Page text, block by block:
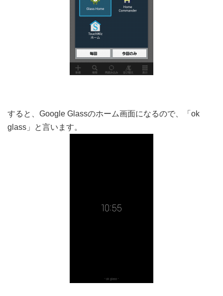
すると、Google Glassのホーム画面になるので、「ok
glass」と言います。